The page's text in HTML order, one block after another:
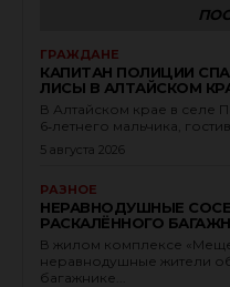
ГРАЖДАНЕ
КАПИТАН ПОЛИЦИИ
ЛИСЫ В АЛТАЙСКОМ
В Алтайском крае в селе
6‑летнего мальчика,
5 августа 2026
РАЗНОЕ
НЕРАВНОДУШНЫЕ
РАСКАЛЁННОГО
В жилом комплексе
неравнодушные жители
багажнике...